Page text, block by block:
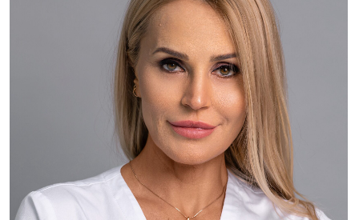
Жукова Светлана